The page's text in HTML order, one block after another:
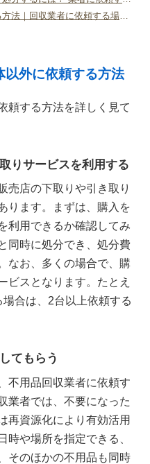
以外に依頼する方法
頼する方法を詳しく見て
りサービスを利用する
売店の下取りや引き取り
ります。まずは、購入を
利用できるか確認してみ
同時に処分でき、処分費
なお、多くの場合で、購
ビスとなります。たとえ
合は、2台以上依頼する
てもらう
不用品回収業者に依頼す
業者では、不要になった
再資源化により有効活用
時や場所を指定できる、
そのほかの不用品も同時